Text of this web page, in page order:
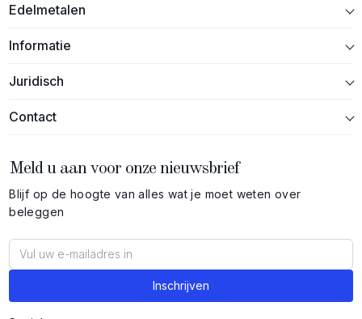
Edelmetalen
Informatie
Juridisch
Contact
Meld u aan voor onze nieuwsbrief
Blijf op de hoogte van alles wat je moet weten over
beleggen